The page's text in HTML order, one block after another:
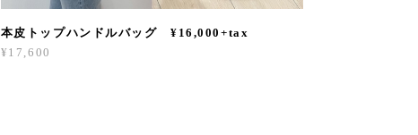
本皮トップハンドルバッグ ¥16,000+tax
¥17,600